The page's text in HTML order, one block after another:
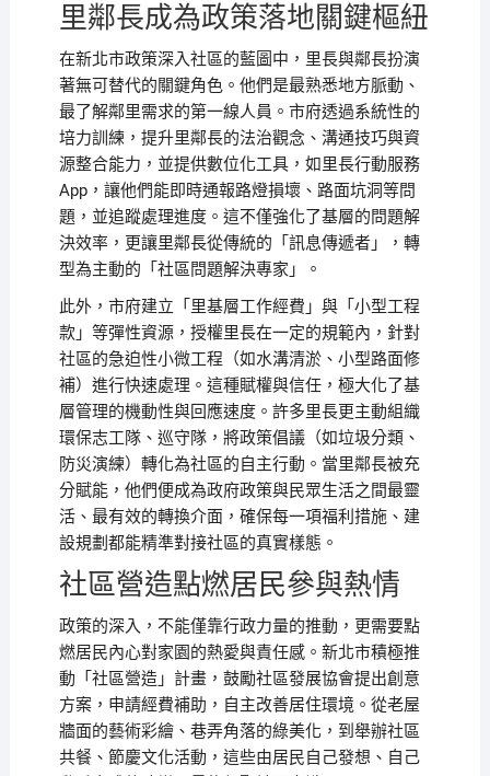
里鄰長成為政策落地關鍵樞紐
在新北市政策深入社區的藍圖中，里長與鄰長扮演
著無可替代的關鍵角色。他們是最熟悉地方脈動、
最了解鄰里需求的第一線人員。市府透過系統性的
培力訓練，提升里鄰長的法治觀念、溝通技巧與資
源整合能力，並提供數位化工具，如里長行動服務
App，讓他們能即時通報路燈損壞、路面坑洞等問
題，並追蹤處理進度。這不僅強化了基層的問題解
決效率，更讓里鄰長從傳統的「訊息傳遞者」，轉
型為主動的「社區問題解決專家」。
此外，市府建立「里基層工作經費」與「小型工程
款」等彈性資源，授權里長在一定的規範內，針對
社區的急迫性小微工程（如水溝清淤、小型路面修
補）進行快速處理。這種賦權與信任，極大化了基
層管理的機動性與回應速度。許多里長更主動組織
環保志工隊、巡守隊，將政策倡議（如垃圾分類、
防災演練）轉化為社區的自主行動。當里鄰長被充
分賦能，他們便成為政府政策與民眾生活之間最靈
活、最有效的轉換介面，確保每一項福利措施、建
設規劃都能精準對接社區的真實樣態。
社區營造點燃居民參與熱情
政策的深入，不能僅靠行政力量的推動，更需要點
燃居民內心對家園的熱愛與責任感。新北市積極推
動「社區營造」計畫，鼓勵社區發展協會提出創意
方案，申請經費補助，自主改善居住環境。從老屋
牆面的藝術彩繪、巷弄角落的綠美化，到舉辦社區
共餐、節慶文化活動，這些由居民自己發想、自己